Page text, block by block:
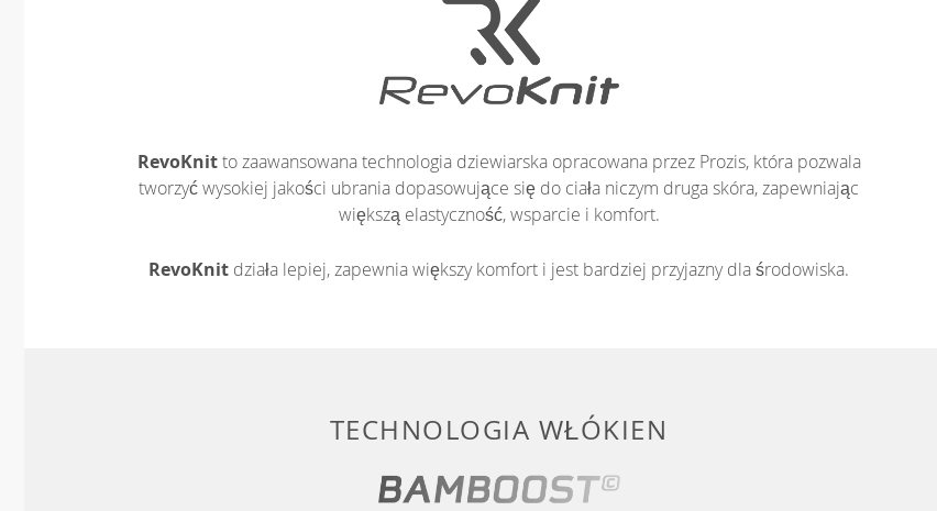
RevoKnitto zaawansowana technologia dziewiarska opracowana przez Prozis, która pozwala
tworzyć wysokiej jakości ubrania dopasowujące się do ciała niczym druga skóra, zapewniając
większą elastyczność, wsparcie i komfort.
RevoKnit działa lepiej, zapewnia większy komfort i jest bardziej przyjazny dla środowiska.
TECHNOLOGIA WŁÓKIEN